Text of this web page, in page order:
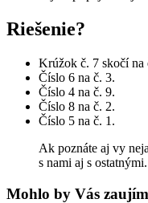
Riešenie?
Krúžok č. 7 skočí na
Číslo 6 na č. 3.
Číslo 4 na č. 9.
Číslo 8 na č. 2.
Číslo 5 na č. 1.
Ak poznáte aj vy
s nami aj s ostatnými.
Mohlo by Vás